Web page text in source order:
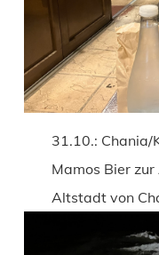
31.10.: Chania/
Mamos Bier
Altstadt von